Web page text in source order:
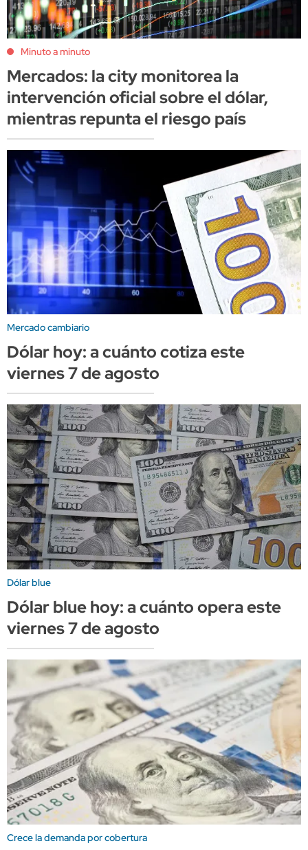
Minuto a minuto
Mercados: la city monitorea la
intervención oficial sobre el dólar,
mientras repunta el riesgo país
Mercado cambiario
Dólar hoy: a cuánto cotiza este
viernes 7 de agosto
Dólar blue
Dólar blue hoy: a cuánto opera este
viernes 7 de agosto
Crece la demanda por cobertura